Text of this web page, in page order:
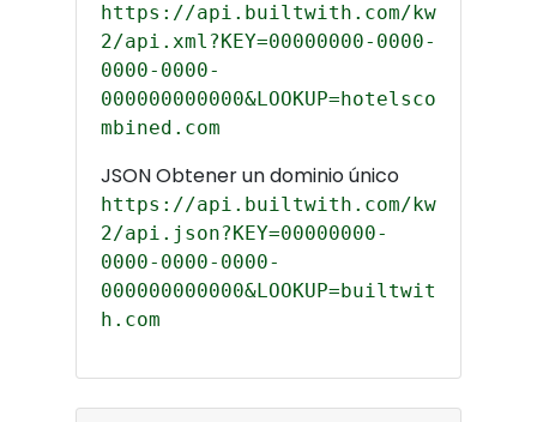
https://api.builtwith.com/kw
2/api.xml?KEY=00000000-0000-
0000-0000-
000000000000&LOOKUP=hotelsco
mbined.com
JSON Obtener un dominio único
https://api.builtwith.com/kw
2/api.json?KEY=00000000-
0000-0000-0000-
000000000000&LOOKUP=builtwit
h.com